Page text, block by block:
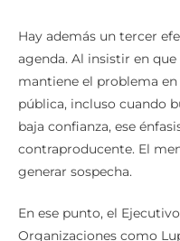
Hay además un tercer
agenda. Al insistir en
mantiene el problema
pública, incluso cuando
baja confianza, ese
contraproducente. El
generar sospecha.
En ese punto, el
Organizaciones como